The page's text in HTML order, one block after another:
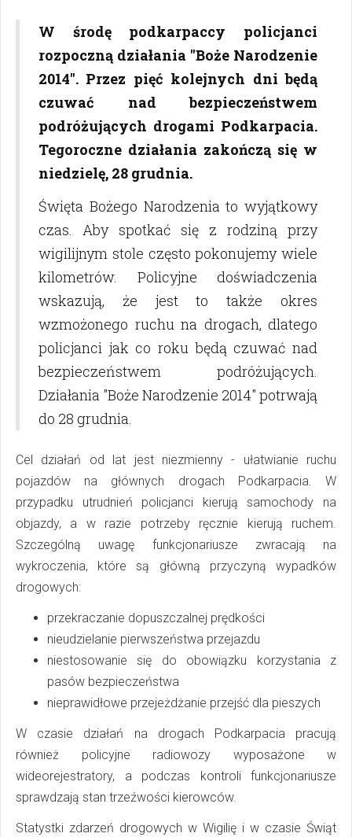
W środę podkarpaccy policjanci
rozpoczną działania "Boże Narodzenie
2014". Przez pięć kolejnych dni będą
czuwać nad bezpieczeństwem
podróżujących drogami Podkarpacia.
Tegoroczne działania zakończą się w
niedzielę, 28 grudnia.
Święta Bożego Narodzenia to wyjątkowy
czas. Aby spotkać się z rodziną przy
wigilijnym stole często pokonujemy wiele
kilometrów. Policyjne doświadczenia
wskazują, że jest to także okres
wzmożonego ruchu na drogach, dlatego
policjanci jak co roku będą czuwać nad
bezpieczeństwem podróżujących.
Działania "Boże Narodzenie 2014" potrwają
do 28 grudnia.
Cel działań od lat jest niezmienny - ułatwianie ruchu
pojazdów na głównych drogach Podkarpacia. W
przypadku utrudnień policjanci kierują samochody na
objazdy, a w razie potrzeby ręcznie kierują ruchem.
Szczególną uwagę funkcjonariusze zwracają na
wykroczenia, które są główną przyczyną wypadków
drogowych:
przekraczanie dopuszczalnej prędkości
nieudzielanie pierwszeństwa przejazdu
niestosowanie się do obowiązku korzystania z
pasów bezpieczeństwa
nieprawidłowe przejeżdżanie przejść dla pieszych
W czasie działań na drogach Podkarpacia pracują
również policyjne radiowozy wyposażone w
wideorejestratory, a podczas kontroli funkcjonariusze
sprawdzają stan trzeźwości kierowców.
Statystki zdarzeń drogowych w Wigilię i w czasie Świąt